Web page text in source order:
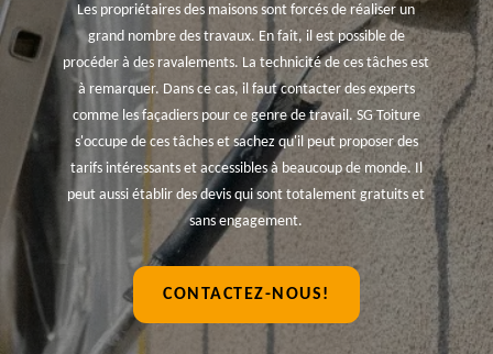
Les propriétaires des maisons sont forcés de réaliser un
grand nombre des travaux. En fait, il est possible de
procéder à des ravalements. La technicité de ces tâches est
à remarquer. Dans ce cas, il faut contacter des experts
comme les façadiers pour ce genre de travail. SG Toiture
s'occupe de ces tâches et sachez qu'il peut proposer des
tarifs intéressants et accessibles à beaucoup de monde. Il
peut aussi établir des devis qui sont totalement gratuits et
sans engagement.
CONTACTEZ-NOUS!